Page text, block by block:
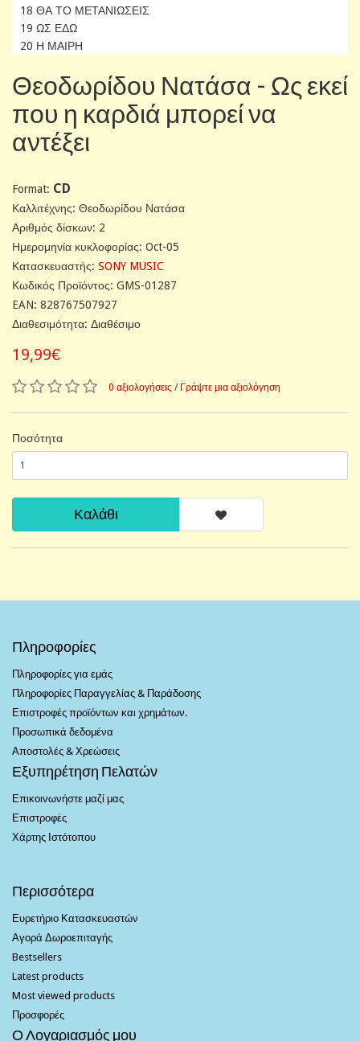
18 ΘΑ ΤΟ ΜΕΤΑΝΙΩΣΕΙΣ
19 ΩΣ ΕΔΩ
20 Η ΜΑΙΡΗ
Θεοδωρίδου Νατάσα - Ως εκεί
που η καρδιά μπορεί να
αντέξει
Format: CD
Καλλιτέχνης: Θεοδωρίδου Νατάσα
Αριθμός δίσκων: 2
Ημερομηνία κυκλοφορίας: Oct-05
Κατασκευαστής: SONY MUSIC
Κωδικός Προϊόντος: GMS-01287
EAN: 828767507927
Διαθεσιμότητα: Διαθέσιμο
19,99€
0 αξιολογήσεις / Γράψτε μια αξιολόγηση
Ποσότητα
Καλάθι
Πληροφορίες
Πληροφορίες για εμάς
Πληροφορίες Παραγγελίας & Παράδοσης
Επιστροφές προϊόντων και χρημάτων.
Προσωπικά δεδομένα
Αποστολές & Χρεώσεις
Εξυπηρέτηση Πελατών
Επικοινωνήστε μαζί μας
Επιστροφές
Χάρτης Ιστότοπου
Περισσότερα
Ευρετήριο Κατασκευαστών
Αγορά Δωροεπιταγής
Bestsellers
Latest products
Most viewed products
Προσφορές
Ο Λογαριασμός μου